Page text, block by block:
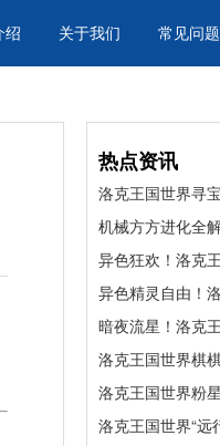
绍 关于我们 常见问题
热点资讯